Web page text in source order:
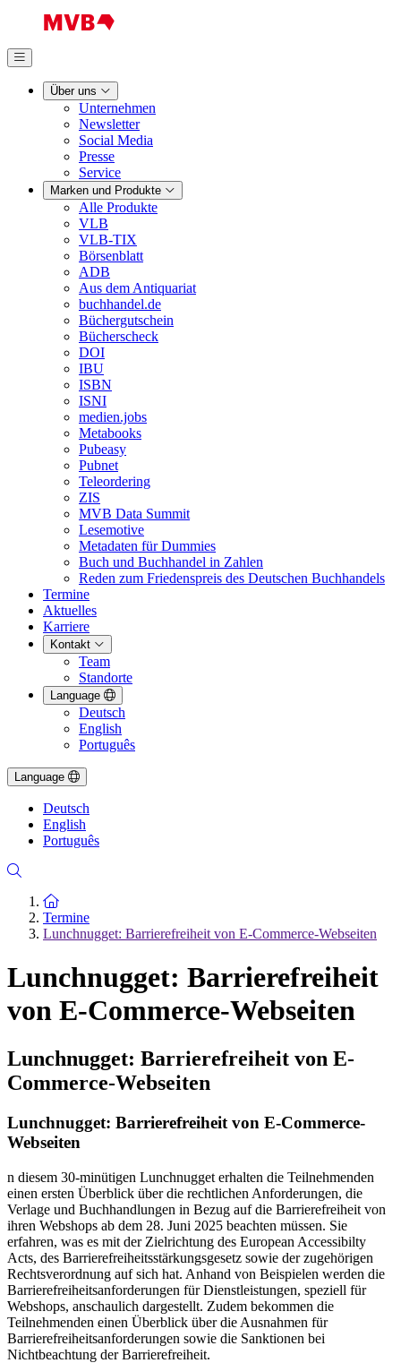
Über uns
Unternehmen
Newsletter
Social Media
Presse
Service
Marken und Produkte
Alle Produkte
VLB
VLB-TIX
Börsenblatt
ADB
Aus dem Antiquariat
buchhandel.de
Büchergutschein
Bücherscheck
DOI
IBU
ISBN
ISNI
medien.jobs
Metabooks
Pubeasy
Pubnet
Teleordering
ZIS
MVB Data Summit
Lesemotive
Metadaten für Dummies
Buch und Buchhandel in Zahlen
Reden zum Friedenspreis des Deutschen Buchhandels
Termine
Aktuelles
Karriere
Kontakt
Team
Standorte
Language
Deutsch
English
Português
Language
Deutsch
English
Português
Zur Startseite
Termine
Lunchnugget: Barrierefreiheit von E-Commerce-Webseiten
Lunchnugget: Barrierefreiheit
von E-Commerce-Webseiten
Lunchnugget: Barrierefreiheit von E-
Commerce-Webseiten
Lunchnugget: Barrierefreiheit von E-Commerce-
Webseiten
n diesem 30-minütigen Lunchnugget erhalten die Teilnehmenden
einen ersten Überblick über die rechtlichen Anforderungen, die
Verlage und Buchhandlungen in Bezug auf die Barrierefreiheit von
ihren Webshops ab dem 28. Juni 2025 beachten müssen. Sie
erfahren, was es mit der Zielrichtung des European Accessibilty
Acts, des Barrierefreiheitsstärkungsgesetz sowie der zugehörigen
Rechtsverordnung auf sich hat. Anhand von Beispielen werden die
Barrierefreiheitsanforderungen für Dienstleistungen, speziell für
Webshops, anschaulich dargestellt. Zudem bekommen die
Teilnehmenden einen Überblick über die Ausnahmen für
Barrierefreiheitsanforderungen sowie die Sanktionen bei
Nichtbeachtung der Barrierefreiheit.